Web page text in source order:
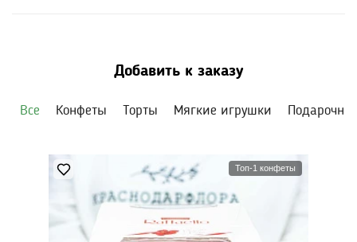
Добавить к заказу
Все Конфеты Торты Мягкие игрушки
Топ-1 конфеты